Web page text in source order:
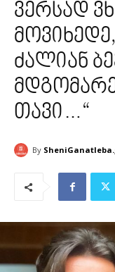
ვერსად
ძალიან
თავი…“
By